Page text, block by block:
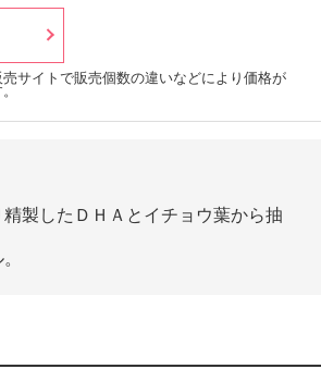
サイトで販売個数の違いなどにより価格が
製したＤＨＡとイチョウ葉から抽